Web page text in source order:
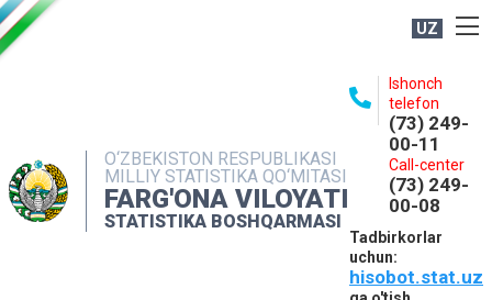
UZ
O‘ZBEKISTON RESPUBLIKASI
MILLIY STATISTIKA QO‘MITASI
FARG'ONA VILOYATI
STATISTIKA BOSHQARMASI
Ishonch
telefon
(73) 249-
00-11
Call-center
(73) 249-
00-08
Tadbirkorlar
uchun:
hisobot.stat.uz
NASHRLAR
INTERAKTIV XIZMATLAR
MATBUOT XIZMATI